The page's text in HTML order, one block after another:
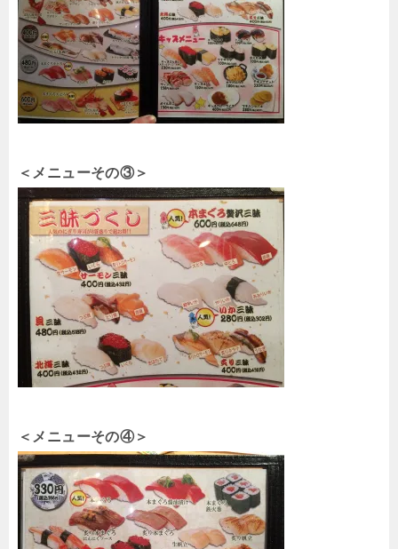
＜メニューその③＞
＜メニューその④＞